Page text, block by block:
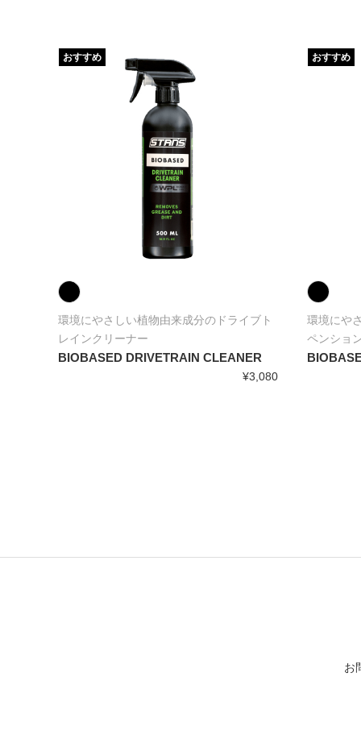
環境にやさしい植物由来成分のドライブト
レインクリーナー
BIOBASED DRIVETRAIN CLEANER
¥3,080
おすすめ
環境にや
ペンショ
おすすめ
お